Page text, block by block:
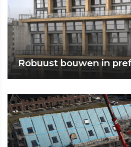
Robuust bouwen in